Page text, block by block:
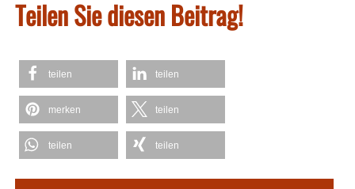
Teilen Sie diesen Beitrag!
teilen teilen
merken teilen
teilen teilen